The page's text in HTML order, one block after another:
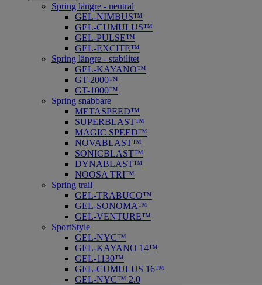
Spring längre - neutral
​GEL-NIMBUS™
GEL-CUMULUS™
GEL-PULSE™
GEL-EXCITE™
Spring längre - stabilitet
GEL-KAYANO™
GT-2000™
GT-1000™
Spring snabbare
METASPEED™
SUPERBLAST™
MAGIC SPEED™
NOVABLAST™
SONICBLAST™
DYNABLAST™
NOOSA TRI™
Spring trail
GEL-TRABUCO™
GEL-SONOMA™
GEL-VENTURE™
SportStyle
GEL-NYC™
GEL-KAYANO 14™
GEL-1130™
GEL-CUMULUS 16™
GEL-NYC™ 2.0